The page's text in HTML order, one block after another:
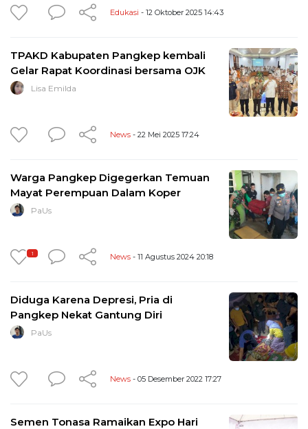
Edukasi - 12 Oktober 2025 14:43
TPAKD Kabupaten Pangkep kembali
Gelar Rapat Koordinasi bersama OJK
Lisa Emilda
News - 22 Mei 2025 17:24
Warga Pangkep Digegerkan Temuan
Mayat Perempuan Dalam Koper
PaUs
1 News - 11 Agustus 2024 20:18
Diduga Karena Depresi, Pria di
Pangkep Nekat Gantung Diri
PaUs
News - 05 Desember 2022 17:27
Semen Tonasa Ramaikan Expo Hari